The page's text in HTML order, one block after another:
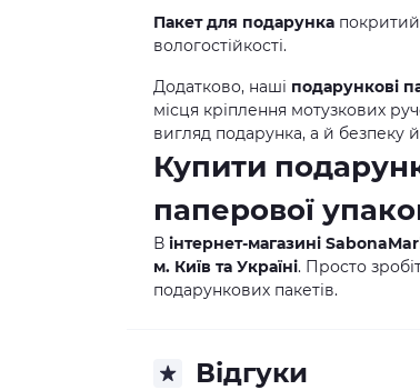
Пакет для подарунка
вологостійкості.
Додатково, наші подарункові
місця кріплення мотузкових
вигляд подарунка, а й безпеку
Купити
паперової
В інтернет-магазині
м. Київ та Україні. Просто
подарункових пакетів.
Відгуки